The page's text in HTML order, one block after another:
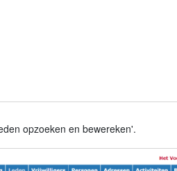
opzoeken en bewereken'.